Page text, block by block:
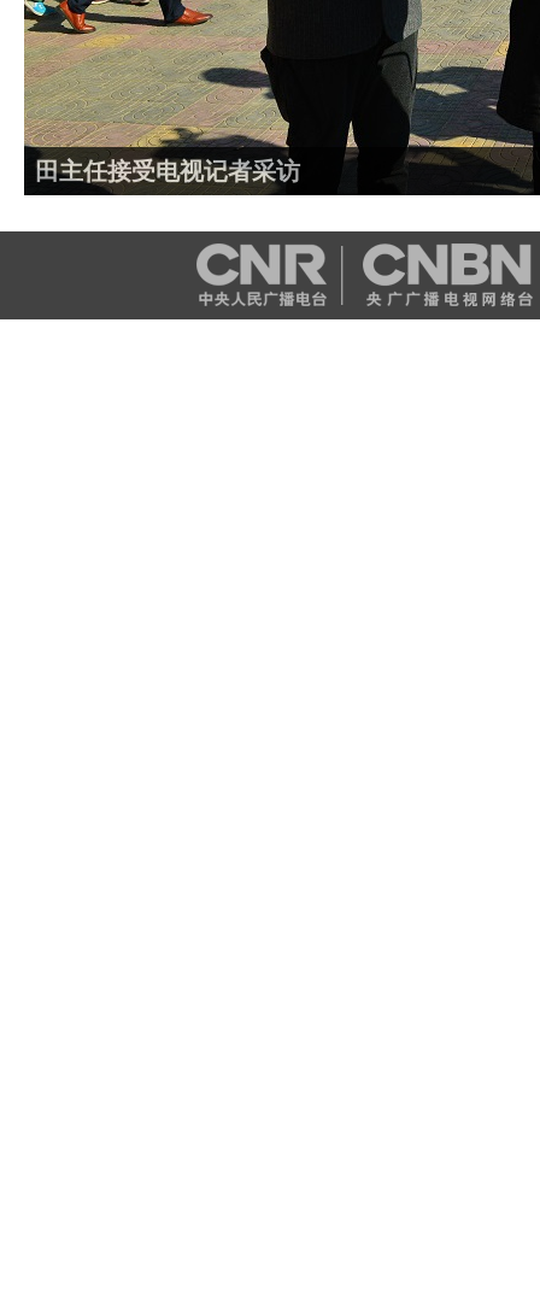
田主任接受电视记者采访